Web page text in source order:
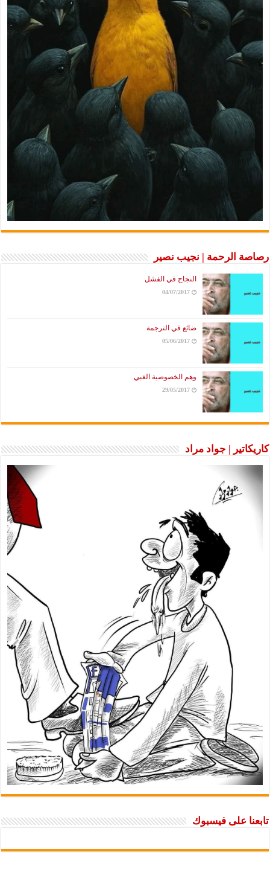
رصاصة الرحمة | نجيب نصير
النجاح في الفشل
04/07/2017
ضائع في الترجمة
05/06/2017
وهم الخصوصية الغبي
29/05/2017
كاريكاتير | جواد مراد
تابعنا على فيسبوك